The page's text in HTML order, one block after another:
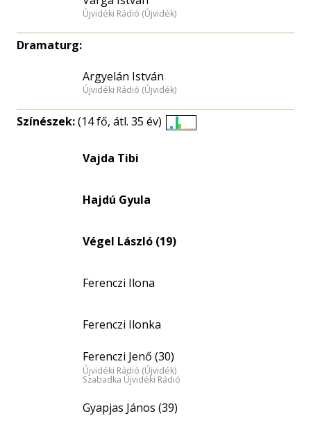
Újvidéki Rádió (Újvidék)
Dramaturg:
Argyelán István
Újvidéki Rádió (Újvidék)
Színészek:(14 fő, átl. 35 év)
Vajda Tibi
Hajdú Gyula
Végel László (19)
Ferenczi Ilona
Ferenczi Ilonka
Ferenczi Jenő (30)
Újvidéki Rádió (Újvidék)
Szabadka Újvidéki Rádió
Gyapjas János (39)